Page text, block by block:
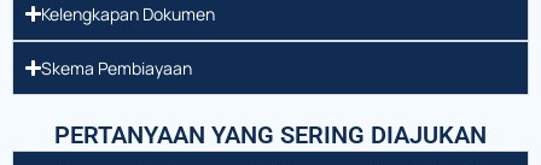
Kelengkapan Dokumen
Skema Pembiayaan
PERTANYAAN YANG SERING DIAJUKAN